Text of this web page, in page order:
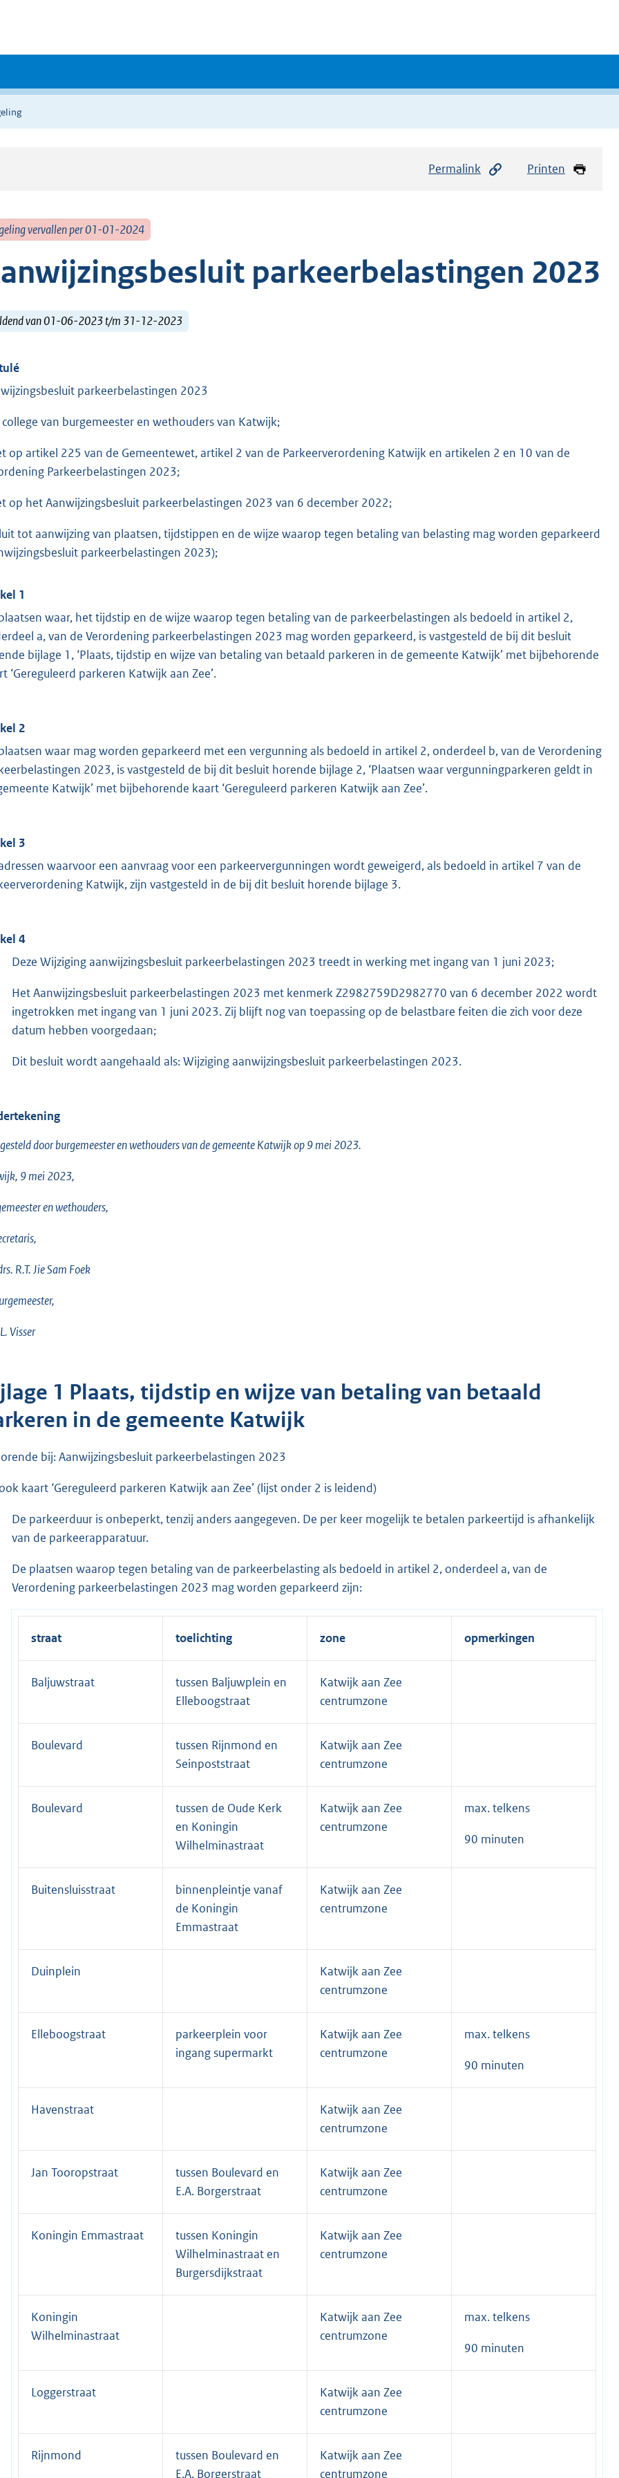
Permalink Printen
vervallen per 01-01-2024
parkeerbelastingen 2023
van 01-06-2023 t/m 31-12-2023
parkeerbelastingen 2023
van burgemeester en wethouders van Katwijk;
op artikel 225 van de Gemeentewet, artikel 2 van de Parkeerverordening Katwijk en artikelen 2 en 10 van de
Parkeerbelastingen 2023;
op het Aanwijzingsbesluit parkeerbelastingen 2023 van 6 december 2022;
tot aanwijzing van plaatsen, tijdstippen en de wijze waarop tegen betaling van belasting mag worden geparkeerd
parkeerbelastingen 2023);
1
waar, het tijdstip en de wijze waarop tegen betaling van de parkeerbelastingen als bedoeld in artikel 2,
a, van de Verordening parkeerbelastingen 2023 mag worden geparkeerd, is vastgesteld de bij dit besluit
bijlage 1, ‘Plaats, tijdstip en wijze van betaling van betaald parkeren in de gemeente Katwijk’ met bijbehorende
‘Gereguleerd parkeren Katwijk aan Zee’.
2
waar mag worden geparkeerd met een vergunning als bedoeld in artikel 2, onderdeel b, van de Verordening
2023, is vastgesteld de bij dit besluit horende bijlage 2, ‘Plaatsen waar vergunningparkeren geldt in
Katwijk’ met bijbehorende kaart ‘Gereguleerd parkeren Katwijk aan Zee’.
3
waarvoor een aanvraag voor een parkeervergunningen wordt geweigerd, als bedoeld in artikel 7 van de
Katwijk, zijn vastgesteld in de bij dit besluit horende bijlage 3.
4
Deze Wijziging aanwijzingsbesluit parkeerbelastingen 2023 treedt in werking met ingang van 1 juni 2023;
Het Aanwijzingsbesluit parkeerbelastingen 2023 met kenmerk Z2982759D2982770 van 6 december 2022 wordt
ingetrokken met ingang van 1 juni 2023. Zij blijft nog van toepassing op de belastbare feiten die zich voor deze
datum hebben voorgedaan;
Dit besluit wordt aangehaald als: Wijziging aanwijzingsbesluit parkeerbelastingen 2023.
door burgemeester en wethouders van de gemeente Katwijk op 9 mei 2023.
9 mei 2023,
en wethouders,
R.T. Jie Sam Foek
Visser
1 Plaats, tijdstip en wijze van betaling van betaald
in de gemeente Katwijk
bij: Aanwijzingsbesluit parkeerbelastingen 2023
kaart ‘Gereguleerd parkeren Katwijk aan Zee’ (lijst onder 2 is leidend)
De parkeerduur is onbeperkt, tenzij anders aangegeven. De per keer mogelijk te betalen parkeertijd is afhankelijk
van de parkeerapparatuur.
De plaatsen waarop tegen betaling van de parkeerbelasting als bedoeld in artikel 2, onderdeel a, van de
Verordening parkeerbelastingen 2023 mag worden geparkeerd zijn:
straat toelichting zone opmerkingen
Baljuwstraat
tussen Baljuwplein en
Elleboogstraat
Katwijk aan Zee
centrumzone
Boulevard
tussen Rijnmond en
Seinpoststraat
Katwijk aan Zee
centrumzone
Boulevard
tussen de Oude Kerk
en Koningin
Wilhelminastraat
Katwijk aan Zee
centrumzone
max. telkens
90 minuten
Buitensluisstraat
binnenpleintje vanaf
de Koningin
Emmastraat
Katwijk aan Zee
centrumzone
Duinplein
Katwijk aan Zee
centrumzone
Elleboogstraat
parkeerplein voor
ingang supermarkt
Katwijk aan Zee
centrumzone
max. telkens
90 minuten
Havenstraat
Katwijk aan Zee
centrumzone
Jan Tooropstraat
tussen Boulevard en
E.A. Borgerstraat
Katwijk aan Zee
centrumzone
Koningin Emmastraat
tussen Koningin
Wilhelminastraat en
Burgersdijkstraat
Katwijk aan Zee
centrumzone
Koningin
Wilhelminastraat
Katwijk aan Zee
centrumzone
max. telkens
90 minuten
Loggerstraat
Katwijk aan Zee
centrumzone
Rijnmond
tussen Boulevard en
E.A. Borgerstraat
Katwijk aan Zee
centrumzone